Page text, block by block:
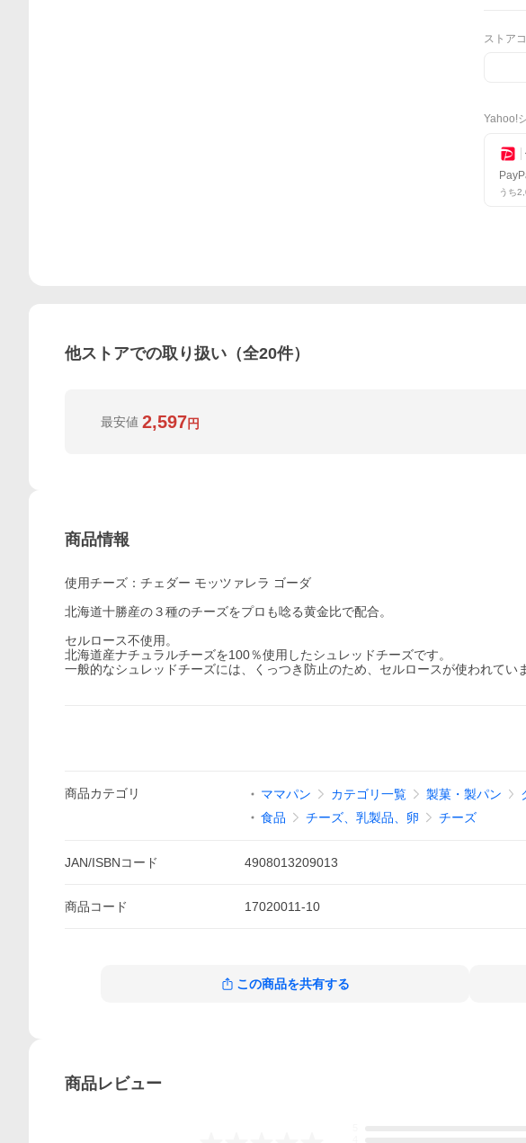
ストア
Yahoo!
うち
他ストアでの取り扱い（全20件）
最安値 2,597円
商品情報
使用チーズ：チェダー モッツァレラ ゴーダ
北海道十勝産の３種のチーズをプロも唸る黄金比で配合。
セルロース不使用。
北海道産ナチュラルチーズを100％使用したシュレッドチーズです。
一般的なシュレッドチーズには、くっつき防止のため、セルロースが使われてい
商品カテゴリ ママパン カテゴリ一覧 製菓・製パン
食品
チーズ、乳製品、卵 チーズ
JAN/ISBNコード 4908013209013
商品コード 17020011-10
この商品を共有する
商品レビュー